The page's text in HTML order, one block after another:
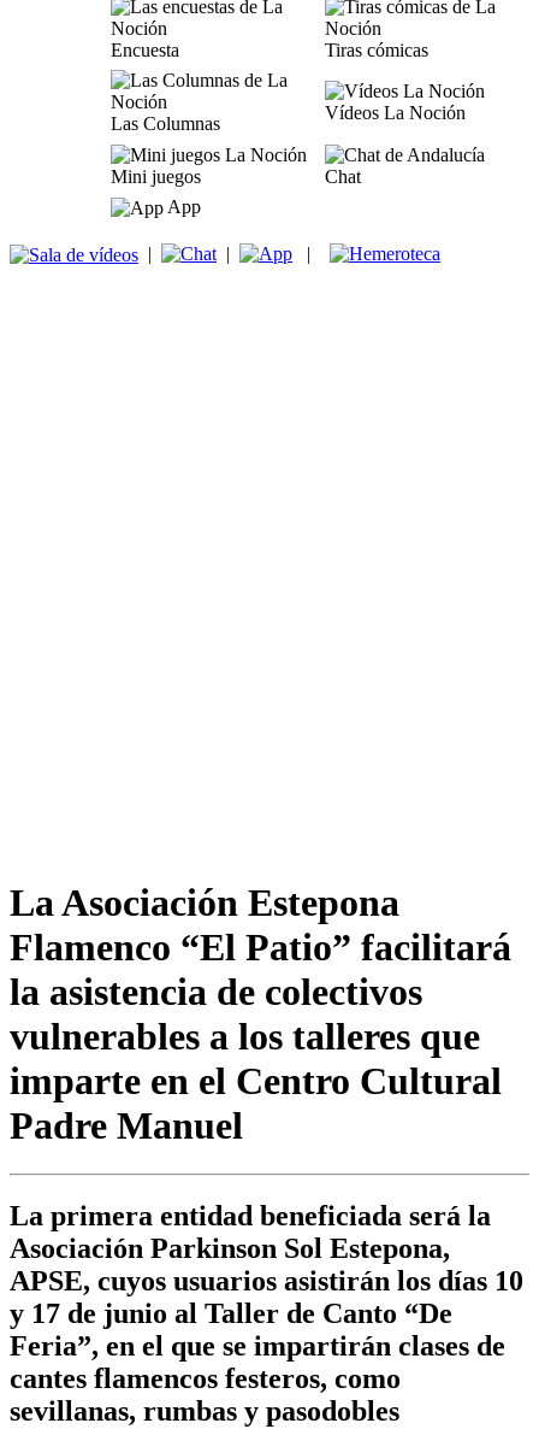
Encuesta Tiras cómicas
Las Columnas
Vídeos La Noción
Mini juegos
Chat
App
| | |
La Asociación Estepona
Flamenco “El Patio” facilitará
la asistencia de colectivos
vulnerables a los talleres que
imparte en el Centro Cultural
Padre Manuel
La primera entidad beneficiada será la
Asociación Parkinson Sol Estepona,
APSE, cuyos usuarios asistirán los días 10
y 17 de junio al Taller de Canto “De
Feria”, en el que se impartirán clases de
cantes flamencos festeros, como
sevillanas, rumbas y pasodobles